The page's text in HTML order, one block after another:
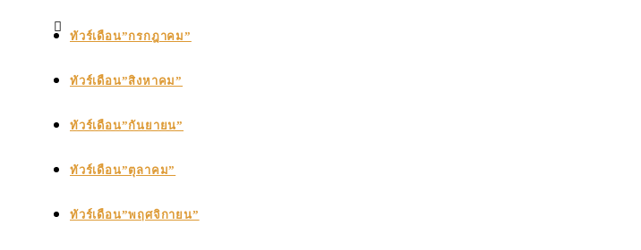
ทัวร์เดือน”กรกฎาคม”
ทัวร์เดือน”สิงหาคม”
ทัวร์เดือน”กันยายน”
ทัวร์เดือน”ตุลาคม”
ทัวร์เดือน”พฤศจิกายน”